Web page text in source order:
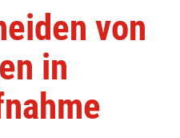
von
in